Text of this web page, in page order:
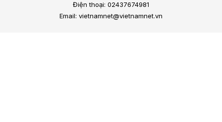
Điện thoại: 02437674981
Email: vietnamnet@vietnamnet.vn